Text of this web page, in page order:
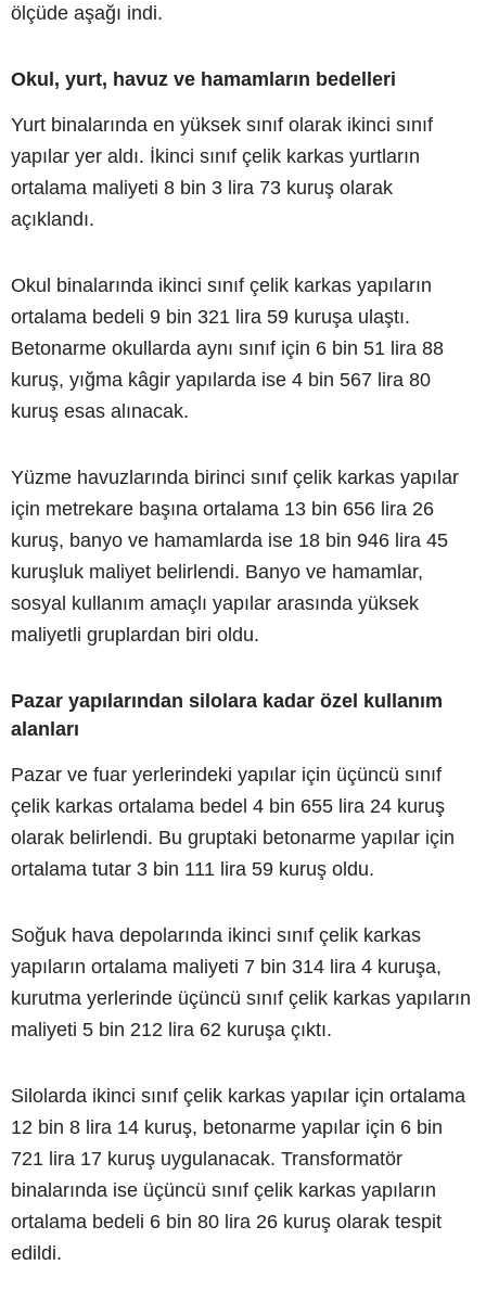
ölçüde aşağı indi.
Okul, yurt, havuz ve hamamların bedelleri
Yurt binalarında en yüksek sınıf olarak ikinci sınıf
yapılar yer aldı. İkinci sınıf çelik karkas yurtların
ortalama maliyeti 8 bin 3 lira 73 kuruş olarak
açıklandı.
Okul binalarında ikinci sınıf çelik karkas yapıların
ortalama bedeli 9 bin 321 lira 59 kuruşa ulaştı.
Betonarme okullarda aynı sınıf için 6 bin 51 lira 88
kuruş, yığma kâgir yapılarda ise 4 bin 567 lira 80
kuruş esas alınacak.
Yüzme havuzlarında birinci sınıf çelik karkas yapılar
için metrekare başına ortalama 13 bin 656 lira 26
kuruş, banyo ve hamamlarda ise 18 bin 946 lira 45
kuruşluk maliyet belirlendi. Banyo ve hamamlar,
sosyal kullanım amaçlı yapılar arasında yüksek
maliyetli gruplardan biri oldu.
Pazar yapılarından silolara kadar özel kullanım
alanları
Pazar ve fuar yerlerindeki yapılar için üçüncü sınıf
çelik karkas ortalama bedel 4 bin 655 lira 24 kuruş
olarak belirlendi. Bu gruptaki betonarme yapılar için
ortalama tutar 3 bin 111 lira 59 kuruş oldu.
Soğuk hava depolarında ikinci sınıf çelik karkas
yapıların ortalama maliyeti 7 bin 314 lira 4 kuruşa,
kurutma yerlerinde üçüncü sınıf çelik karkas yapıların
maliyeti 5 bin 212 lira 62 kuruşa çıktı.
Silolarda ikinci sınıf çelik karkas yapılar için ortalama
12 bin 8 lira 14 kuruş, betonarme yapılar için 6 bin
721 lira 17 kuruş uygulanacak. Transformatör
binalarında ise üçüncü sınıf çelik karkas yapıların
ortalama bedeli 6 bin 80 lira 26 kuruş olarak tespit
edildi.